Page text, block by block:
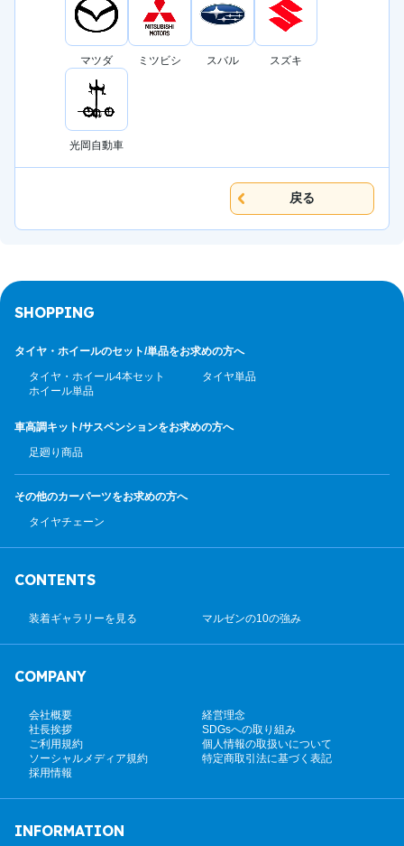
マツダ ミツビシ スバル スズキ
光岡自動車
戻る
SHOPPING
タイヤ・ホイールのセット/単品をお求めの方へ
タイヤ・ホイール4本セット
タイヤ単品
ホイール単品
車高調キット/サスペンションをお求めの方へ
足廻り商品
その他のカーパーツをお求めの方へ
タイヤチェーン
CONTENTS
装着ギャラリーを見る マルゼンの10の強み
COMPANY
会社概要
経営理念
社長挨拶
SDGsへの取り組み
ご利用規約
個人情報の取扱いについて
ソーシャルメディア規約
特定商取引法に基づく表記
採用情報
INFORMATION